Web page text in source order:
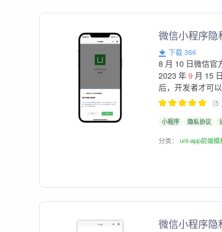
微信小程序隐
下载 366
8 月 10 日微信官
2023 年9 月 15
后，开发者才可
（
小程序 隐私协议
分类：uni-app前端模
微信小程序隐